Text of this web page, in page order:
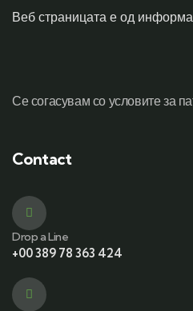
Веб страницата е од
Се согасувам со условите за
Contact
Drop a Line
+00 389 78 363 424